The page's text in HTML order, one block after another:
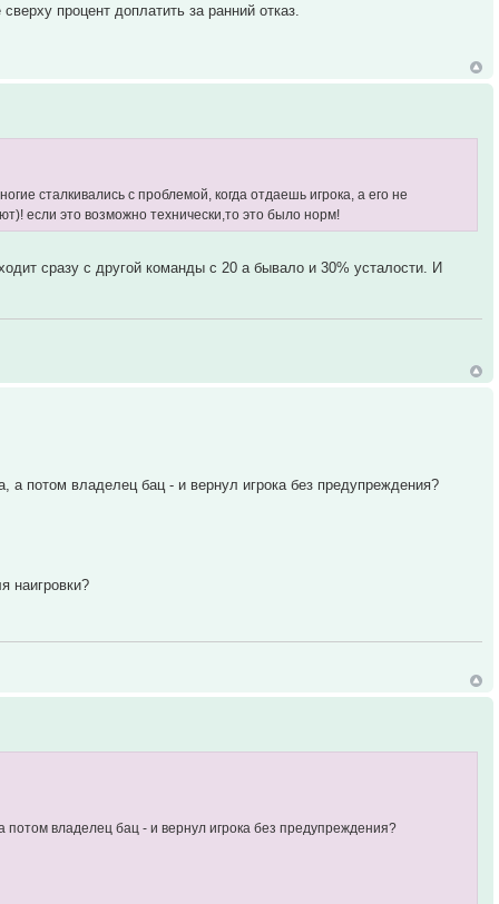
процент доплатить за ранний отказ.
сталкивались с проблемой, когда отдаешь игрока, а его не
если это возможно технически,то это было норм!
сразу с другой команды с 20 а бывало и 30% усталости. И
потом владелец бац - и вернул игрока без предупреждения?
наигровки?
владелец бац - и вернул игрока без предупреждения?